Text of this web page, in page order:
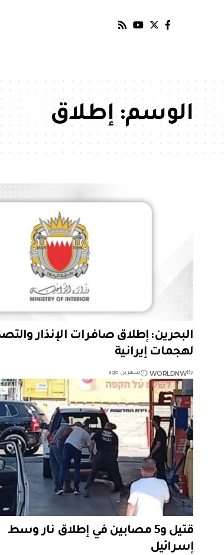
الوسم:إطلاق
البحرين: إطلاق صافرات الإنذار
لهجمات إيرانية
By
WORLDNW شهرين ago
قتيل و5 مصابين في إطلاق نار وسط
إسرائيل